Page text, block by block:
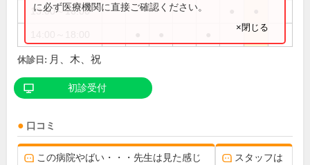
13:00～16:00
に必ず医療機関に直接ご確認ください。
×閉じる
休診日: 月、木、祝
初診受付
口コミ
この病院やばい・・・先生は見た感じ
スタッフは